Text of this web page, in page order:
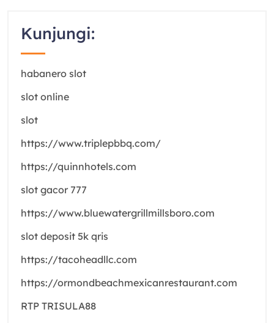
Kunjungi:
habanero slot
slot online
slot
https://www.triplepbbq.com/
https://quinnhotels.com
slot gacor 777
https://www.bluewatergrillmillsboro.com
slot deposit 5k qris
https://tacoheadllc.com
https://ormondbeachmexicanrestaurant.com
RTP TRISULA88